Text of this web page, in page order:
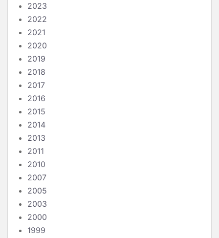
2023
2022
2021
2020
2019
2018
2017
2016
2015
2014
2013
2011
2010
2007
2005
2003
2000
1999